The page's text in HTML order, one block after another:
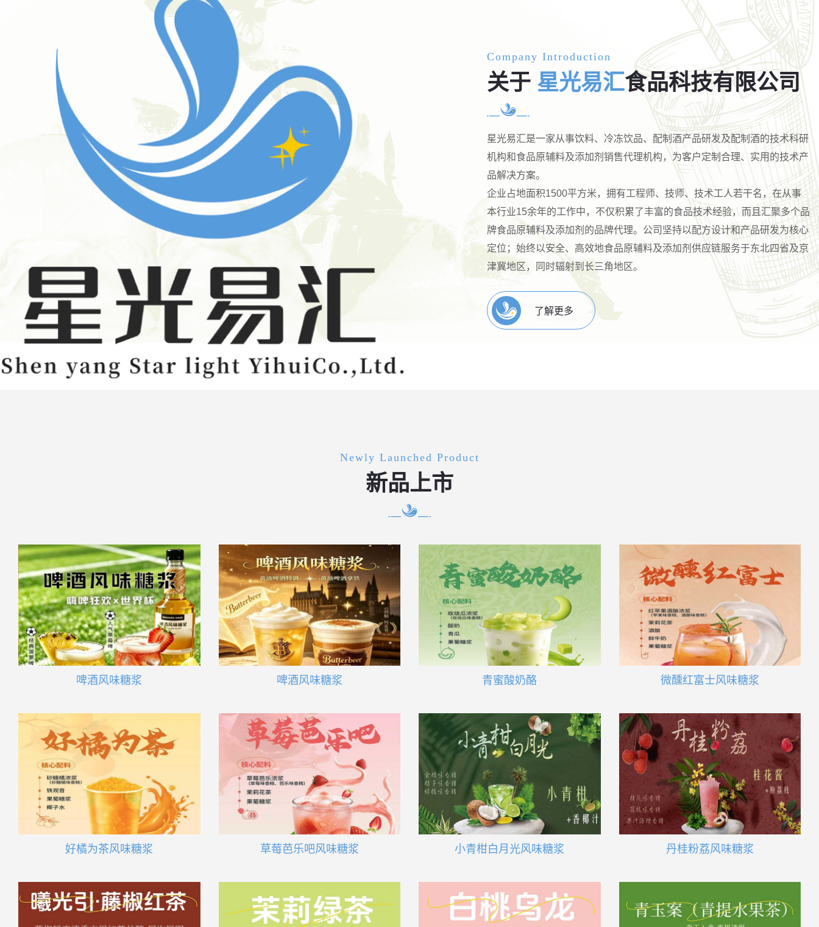
Company Introduction
关于 星光易汇食品科技有限公司
星光易汇是一家从事饮料、冷冻饮品、配制酒产品研发及配制酒的技术科研
机构和食品原辅料及添加剂销售代理机构，为客户定制合理、实用的技术产
品解决方案。
企业占地面积1500平方米，拥有工程师、技师、技术工人若干名，在从事
本行业15余年的工作中，不仅积累了丰富的食品技术经验，而且汇聚多个品
牌食品原辅料及添加剂的品牌代理。公司坚持以配方设计和产品研发为核心
定位；始终以安全、高效地食品原辅料及添加剂供应链服务于东北四省及京
津冀地区，同时辐射到长三角地区。
了解更多
Newly Launched Product
新品上市
啤酒风味糖浆 啤酒风味糖浆 青蜜酸奶酪 微醺红富士风味糖浆
好橘为茶风味糖浆 草莓芭乐吧风味糖浆 小青柑白月光风味糖浆 丹桂粉荔风味糖浆